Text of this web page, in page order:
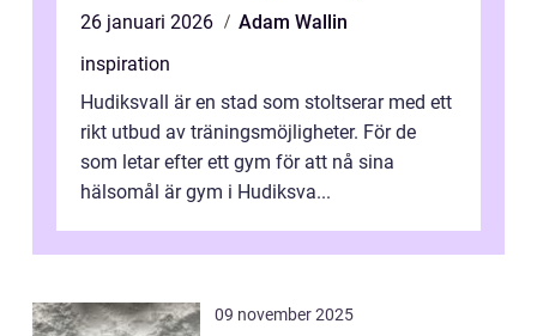
26 januari 2026
Adam Wallin
inspiration
Hudiksvall är en stad som stoltserar med ett
rikt utbud av träningsmöjligheter. För de
som letar efter ett gym för att nå sina
hälsomål är gym i Hudiksva...
09 november 2025